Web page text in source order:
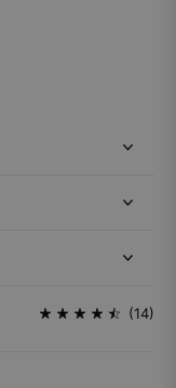
(14)